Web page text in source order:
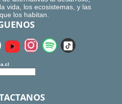
vida, los ecosistemas, y las
los habitan.